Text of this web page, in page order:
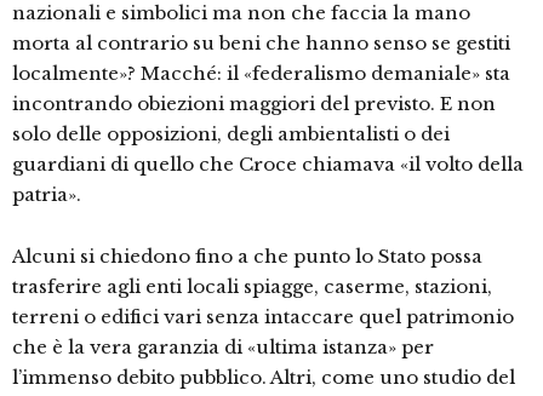
nazionali e simbolici ma non che faccia la mano
morta al contrario su beni che hanno senso se gestiti
localmente»? Macché: il «federalismo demaniale» sta
incontrando obiezioni maggiori del previsto. E non
solo delle opposizioni, degli ambientalisti o dei
guardiani di quello che Croce chiamava «il volto della
patria».
Alcuni si chiedono fino a che punto lo Stato possa
trasferire agli enti locali spiagge, caserme, stazioni,
terreni o edifici vari senza intaccare quel patrimonio
che è la vera garanzia di «ultima istanza» per
l’immenso debito pubblico. Altri, come uno studio del